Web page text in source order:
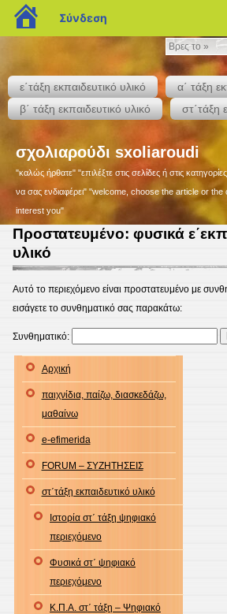
Βρες
το
»
ε΄τάξη εκπαιδευτικό υλικό
α΄ τάξη
β΄ τάξη εκπαιδευτικό υλικό
στ΄τάξη
σχολιαρούδι sxoliaroudi
"καλώς ήρθατε" "επιλέξτε στις σελίδες ή στις
να σας ενδιαφέρει" "welcome, choose the article or
interest you"
Πρoστατευμένο: φυσικά
υλικό
Αυτό το περιεχόμενο είναι προστατευμένο με
εισάγετε το συνθηματικό σας παρακάτω:
Συνθηματικό:
Αρχική
παιχνίδια, παίζω, διασκεδάζω,
μαθαίνω
e-efimerida
FORUM – ΣΥΖΗΤΗΣΕΙΣ
στ΄τάξη εκπαιδευτικό υλικό
Ιστορία στ΄ τάξη ψηφιακό
περιεχόμενο
Φυσικά στ΄ ψηφιακό
περιεχόμενο
Κ.Π.Α. στ΄ τάξη – Ψηφιακό
blogs.sch.gr
Σύνδεση